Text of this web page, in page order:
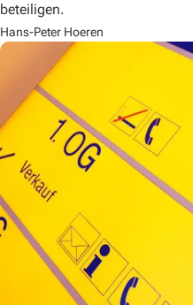
beteiligen.
Hans-Peter Hoeren